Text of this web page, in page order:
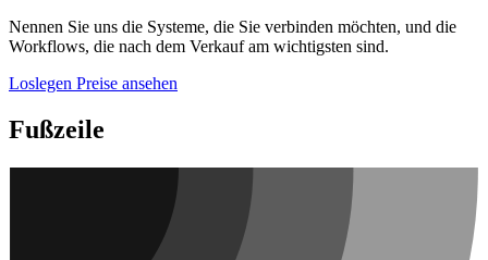
Nennen Sie uns die Systeme, die Sie verbinden möchten, und die
Workflows, die nach dem Verkauf am wichtigsten sind.
Loslegen Preise ansehen
Fußzeile